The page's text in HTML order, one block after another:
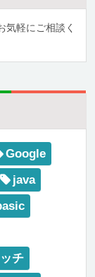
気軽にご相談く
Google
java
チ